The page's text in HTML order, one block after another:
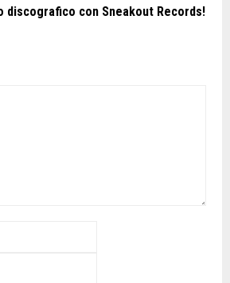
discografico con Sneakout Records!